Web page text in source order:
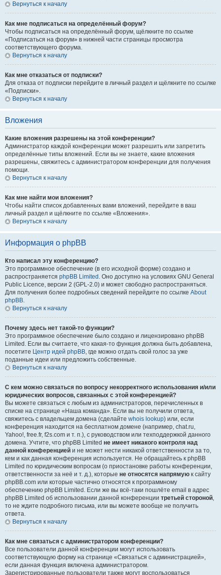
Вернуться к началу
Как мне подписаться на определённый форум?
Чтобы подписаться на определённый форум, щёлкните по ссылке
«Подписаться на форум» в нижней части страницы просмотра
соответствующего форума.
Вернуться к началу
Как мне отказаться от подписки?
Для отказа от подписки перейдите в личный раздел и щёлкните по ссылке
«Подписки».
Вернуться к началу
Вложения
Какие вложения разрешены на этой конференции?
Администратор каждой конференции может разрешить или запретить
определённые типы вложений. Если вы не знаете, какие вложения
разрешены, свяжитесь с администратором конференции для получения
помощи.
Вернуться к началу
Как мне найти мои вложения?
Чтобы найти список добавленных вами вложений, перейдите в ваш
личный раздел и щёлкните по ссылке «Вложения».
Вернуться к началу
Информация о phpBB
Кто написал эту конференцию?
Это программное обеспечение (в его исходной форме) создано и
распространяется phpBB Limited . Оно доступно на условиях GNU General
Public Licence, версии 2 (GPL-2.0) и может свободно распространяться.
Для получения более подробных сведений перейдите по ссылке About
phpBB.
Вернуться к началу
Почему здесь нет такой-то функции?
Это программное обеспечение было создано и лицензировано phpBB
Limited. Если вы считаете, что какая-то функция должна быть добавлена,
посетите Центр идей phpBB, где можно отдать свой голос за уже
поданные идеи или предложить собственные.
Вернуться к началу
С кем можно связаться по вопросу некорректного использования и/или
юридических вопросов, связанных с этой конференцией?
Вы можете связаться с любым из администраторов, перечисленных в
списке на странице «Наша команда». Если вы не получили ответа,
свяжитесь с владельцем домена (сделайте whois lookup) или, если
конференция находится на бесплатном домене (например, chat.ru,
Yahoo!, free.fr, f2s.com и т. п.), с руководством или техподдержкой данного
домена. Учтите, что phpBB Limited не имеет никакого контроля над
данной конференцией и не может нести никакой ответственности за то,
кем и как данная конференция используется. Не обращайтесь к phpBB
Limited по юридическим вопросам (о приостановке работы конференции,
ответственности за неё и т. д.), которые не относятся напрямую к сайту
phpBB.com или которые частично относятся к программному
обеспечению phpBB Limited. Если же вы всё-таки пошлёте email в адрес
phpBB Limited об использовании данной конференции третьей стороной,
то не ждите подробного письма, или вы можете вообще не получить
ответа.
Вернуться к началу
Как мне связаться с администратором конференции?
Все пользователи данной конференции могут использовать
соответствующую форму на странице «Связаться с администрацией»,
если данная функция включена администратором.
Зарегистрированные пользователи также могут воспользоваться